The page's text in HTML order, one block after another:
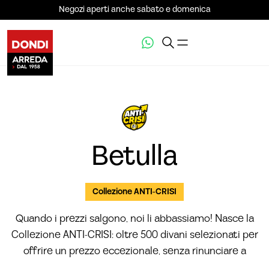
Negozi aperti anche sabato e domenica
VEDI LA GALLERIA (11)
Betulla
Collezione ANTI-CRISI
Quando i prezzi salgono, noi li abbassiamo! Nasce la
Collezione ANTI-CRISI: oltre 500 divani selezionati per
offrire un prezzo eccezionale, senza rinunciare a